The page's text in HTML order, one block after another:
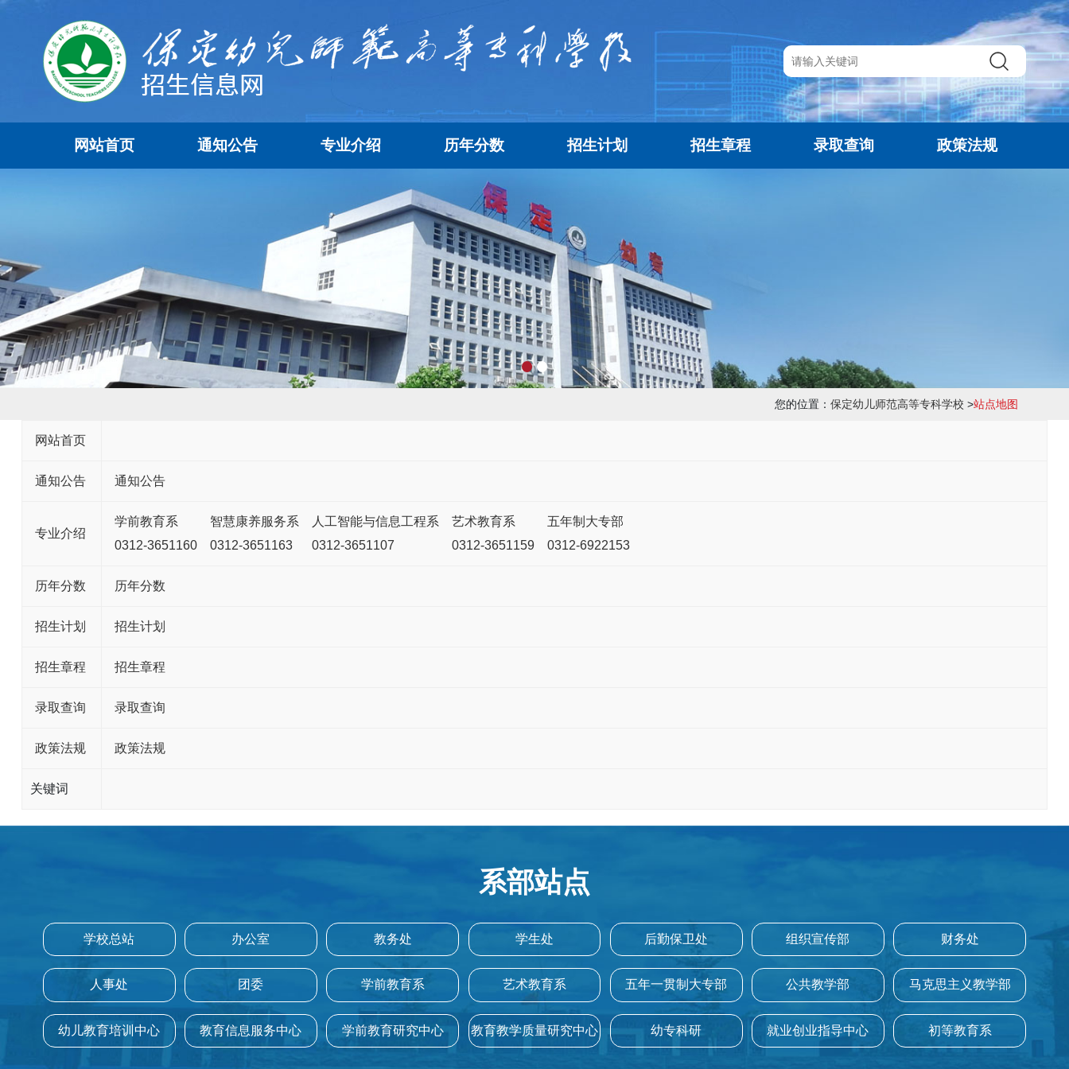
网站首页 通知公告 专业介绍 历年分数 招生计划 招生章程 录取查询 政策法规
您的位置：保定幼儿师范高等专科学校 >站点地图
网站首页
通知公告 通知公告
专业介绍
学前教育系
0312-3651160
智慧康养服务系
0312-3651163
人工智能与信息工程系
0312-3651107
艺术教育系
0312-3651159
五年制大专部
0312-6922153
历年分数 历年分数
招生计划 招生计划
招生章程 招生章程
录取查询 录取查询
政策法规 政策法规
关键词
系部站点
学校总站 办公室 教务处 学生处 后勤保卫处 组织宣传部 财务处
人事处 团委 学前教育系 艺术教育系 五年一贯制大专部 公共教学部 马克思主义教学部
幼儿教育培训中心 教育信息服务中心 学前教育研究中心 教育教学质量研究中心 幼专科研 就业创业指导中心 初等教育系